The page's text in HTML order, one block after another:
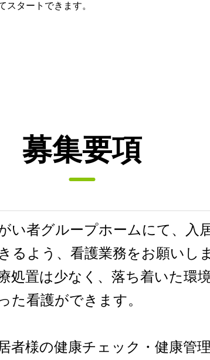
スタートできます。
募集要項
い者グループホームにて、入
るよう、看護業務をお願いし
処置は少なく、落ち着いた環
た看護ができます。
者様の健康チェック・健康管理